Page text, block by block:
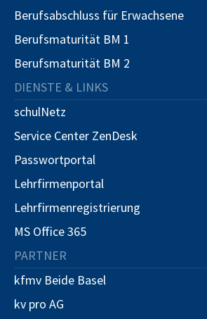
Berufsabschluss für Erwachsene
Berufsmaturität BM 1
Berufsmaturität BM 2
DIENSTE & LINKS
schulNetz
Service Center ZenDesk
Passwortportal
Lehrfirmenportal
Lehrfirmenregistrierung
MS Office 365
PARTNER
kfmv Beide Basel
kv pro AG